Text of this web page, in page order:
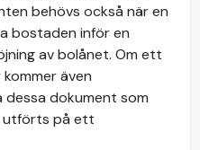
behövs också när en
bostaden inför en
av bolånet. Om ett
även
dokument som
på ett